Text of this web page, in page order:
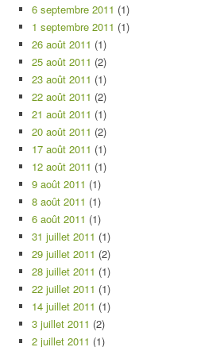
6 septembre 2011 (1)
1 septembre 2011 (1)
26 août 2011 (1)
25 août 2011 (2)
23 août 2011 (1)
22 août 2011 (2)
21 août 2011 (1)
20 août 2011 (2)
17 août 2011 (1)
12 août 2011 (1)
9 août 2011 (1)
8 août 2011 (1)
6 août 2011 (1)
31 juillet 2011 (1)
29 juillet 2011 (2)
28 juillet 2011 (1)
22 juillet 2011 (1)
14 juillet 2011 (1)
3 juillet 2011 (2)
2 juillet 2011 (1)